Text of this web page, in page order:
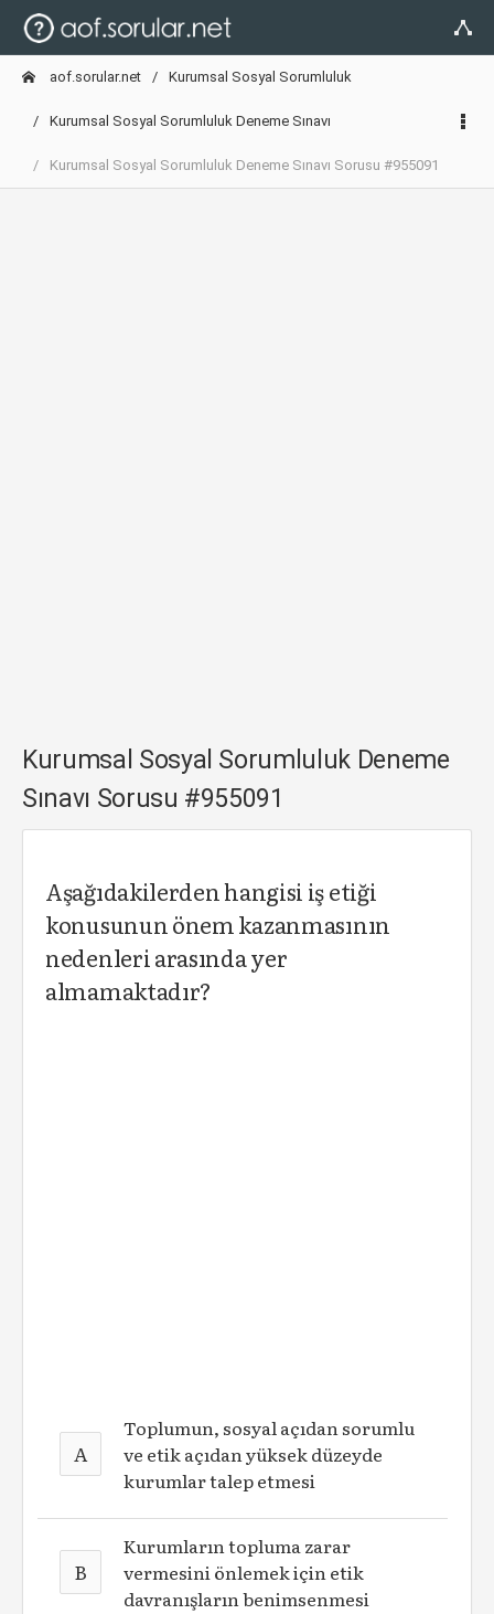
aof.sorular.net Kurumsal Sosyal Sorumluluk
Kurumsal Sosyal Sorumluluk Deneme Sınavı
Kurumsal Sosyal Sorumluluk Deneme Sınavı Sorusu #955091
Kurumsal Sosyal Sorumluluk Deneme
Sınavı Sorusu #955091
Aşağıdakilerden hangisi iş etiği
konusunun önem kazanmasının
nedenleri arasında yer
almamaktadır?
A
Toplumun, sosyal açıdan sorumlu
ve etik açıdan yüksek düzeyde
kurumlar talep etmesi
B
Kurumların topluma zarar
vermesini önlemek için etik
davranışların benimsenmesi